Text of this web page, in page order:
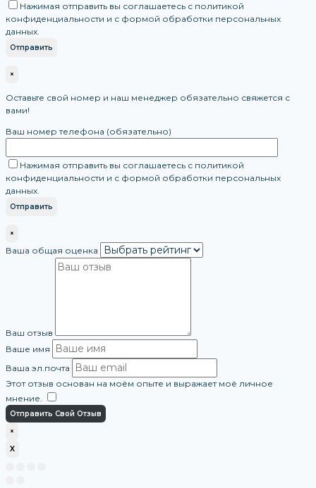
Нажимая отправить вы соглашаетесь с политикой
конфиденциальности и с формой обработки персональных
данных.
×
Оставьте свой номер и наш менеджер обязательно свяжется с
вами!
Ваш номер телефона (обязательно)
Нажимая отправить вы соглашаетесь с политикой
конфиденциальности и с формой обработки персональных
данных.
×
Ваша общая оценка
Ваш отзыв
Ваше имя
Ваша эл.почта
Этот отзыв основан на моём опыте и выражает моё личное
мнение.
Отправить Свой Отзыв
×
X